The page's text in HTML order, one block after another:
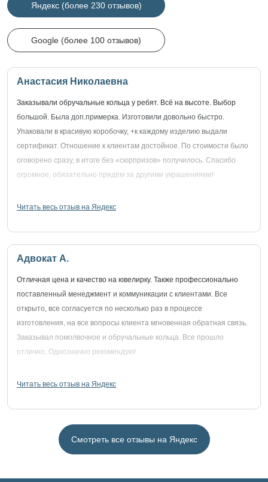
Яндекс (более 230 отзывов)
Google (более 100 отзывов)
Анастасия Николаевна
Заказывали обручальные кольца у ребят. Всё на высоте. Выбор
большой. Была доп.примерка. Изготовили довольно быстро.
Упаковали в красивую коробочку, +к каждому изделию выдали
сертификат. Отношение к клиентам достойное. По стоимости было
оговорено сразу, в итоге без «сюрпризов» получилось. Спасибо
огромное, обязательно придём за другими украшениями!
Читать весь отзыв на Яндекс
Адвокат А.
Отличная цена и качество на ювелирку. Также профессионально
поставленный менеджмент и коммуникации с клиентами. Все
открыто, все согласуется по несколько раз в процессе
изготовления, на все вопросы клиента мгновенная обратная связь.
Заказывал помолвочное и обручальные кольца. Все прошло
отлично. Однозначно рекомендую!
Читать весь отзыв на Яндекс
Смотреть все отзывы на Яндекс